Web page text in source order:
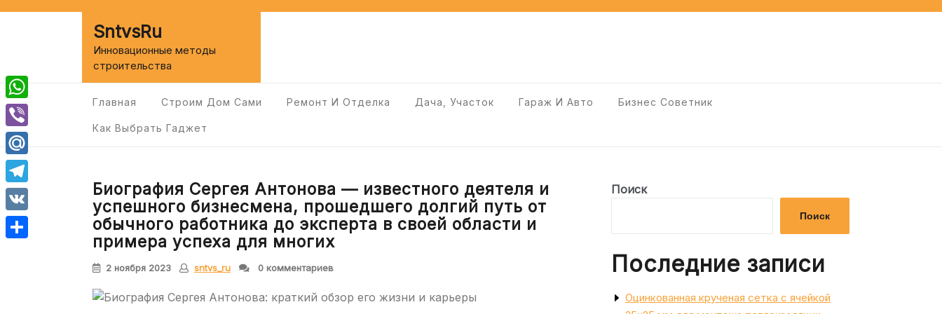
SntvsRu
Инновационные методы
строительства
Главная Строим Дом Сами Ремонт И Отделка Дача, Участок Гараж И Авто Бизнес Советник
Как Выбрать Гаджет
Биография Сергея Антонова — известного деятеля и
успешного бизнесмена, прошедшего долгий путь от
обычного работника до эксперта в своей области и
примера успеха для многих
2 ноября 2023 sntvs_ru 0 комментариев
Поиск
Поиск
Последние записи
Оцинкованная крученая сетка с ячейкой
WhatsApp
Viber
Mail.Ru
Telegram
VK